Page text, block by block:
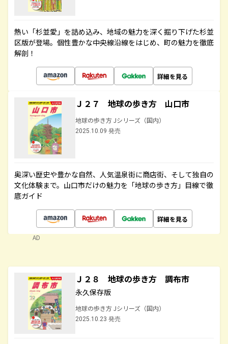
熱い「杉並愛」を詰め込み、地域の魅力を深く掘り下げた杉並
区版が登場。個性豊かな中央線沿線をはじめ、町の魅力を徹底
解剖！
詳細を見る
Ｊ２７ 地球の歩き方 山口市
地球の歩き方 Jシリーズ（国内）
2025.10.09 発売
奥深い歴史や豊かな自然、人気温泉街に商店街、そして独自の
文化体験まで。山口市だけの魅力を「地球の歩き方」目線で徹
底ガイド
詳細を見る
AD
Ｊ２８ 地球の歩き方 調布市
永久保存版
地球の歩き方 Jシリーズ（国内）
2025.10.23 発売